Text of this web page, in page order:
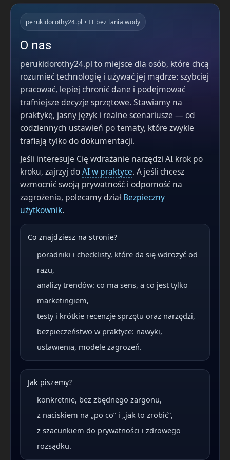
perukidorothy24.pl • IT bez lania wody
O nas
perukidorothy24.pl to miejsce dla osób, które chcą
rozumieć technologię i używać jej mądrze: szybciej
pracować, lepiej chronić dane i podejmować
trafniejsze decyzje sprzętowe. Stawiamy na
praktykę, jasny język i realne scenariusze — od
codziennych ustawień po tematy, które zwykle
trafiają tylko do dokumentacji.
Jeśli interesuje Cię wdrażanie narzędzi AI krok po
kroku, zajrzyj doAI w praktyce. A jeśli chcesz
wzmocnić swoją prywatność i odporność na
zagrożenia, polecamy dział Bezpieczny
użytkownik.
Co znajdziesz na stronie?
poradniki i checklisty, które da się wdrożyć od
razu,
analizy trendów: co ma sens, a co jest tylko
marketingiem,
testy i krótkie recenzje sprzętu oraz narzędzi,
bezpieczeństwo w praktyce: nawyki,
ustawienia, modele zagrożeń.
Jak piszemy?
konkretnie, bez zbędnego żargonu,
z naciskiem na „po co” i „jak to zrobić”,
z szacunkiem do prywatności i zdrowego
rozsądku.